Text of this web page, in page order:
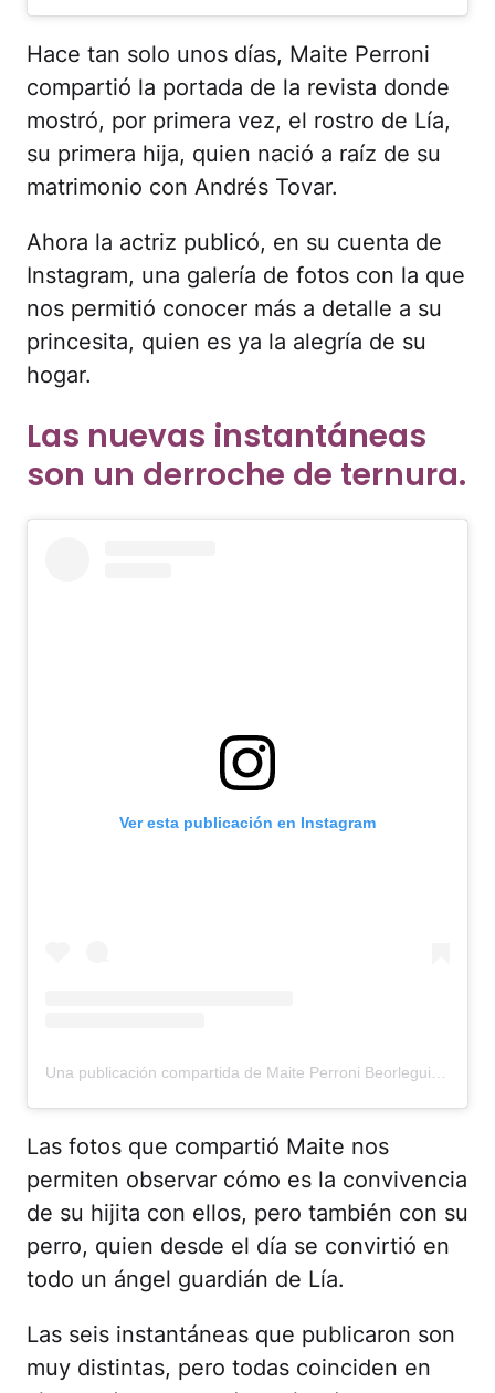
Hace tan solo unos días, Maite Perroni
compartió la portada de la revista donde
mostró, por primera vez, el rostro de Lía,
su primera hija, quien nació a raíz de su
matrimonio con Andrés Tovar.
Ahora la actriz publicó, en su cuenta de
Instagram, una galería de fotos con la que
nos permitió conocer más a detalle a su
princesita, quien es ya la alegría de su
hogar.
Las nuevas instantáneas
son un derroche de ternura.
Ver esta publicación en Instagram
Las fotos que compartió Maite nos
permiten observar cómo es la convivencia
de su hijita con ellos, pero también con su
perro, quien desde el día se convirtió en
todo un ángel guardián de Lía.
Las seis instantáneas que publicaron son
muy distintas, pero todas coinciden en